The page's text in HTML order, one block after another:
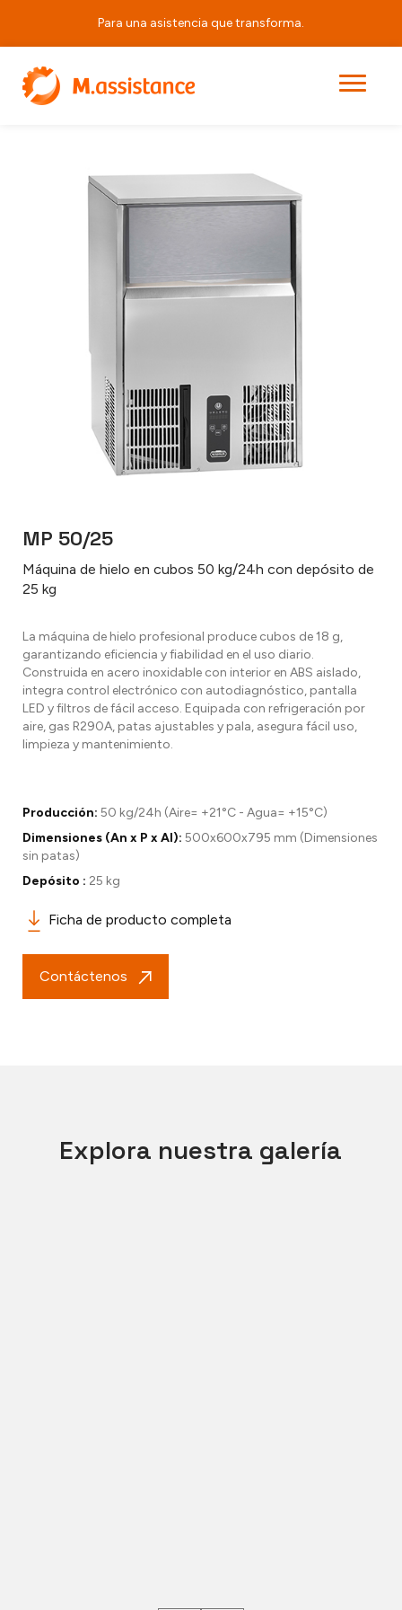
Para una asistencia que transforma.
Principal
MP 50/25
Máquina de hielo en cubos 50 kg/24h con depósito de
25 kg
La máquina de hielo profesional produce cubos de 18 g,
garantizando eficiencia y fiabilidad en el uso diario.
Construida en acero inoxidable con interior en ABS aislado,
integra control electrónico con autodiagnóstico, pantalla
LED y filtros de fácil acceso. Equipada con refrigeración por
aire, gas R290A, patas ajustables y pala, asegura fácil uso,
limpieza y mantenimiento.
Producción: 50 kg/24h (Aire= +21°C - Agua= +15°C)
Dimensiones (An x P x Al): 500x600x795 mm (Dimensiones
sin patas)
Depósito : 25 kg
Ficha de producto completa
Contáctenos
Explora nuestra galería